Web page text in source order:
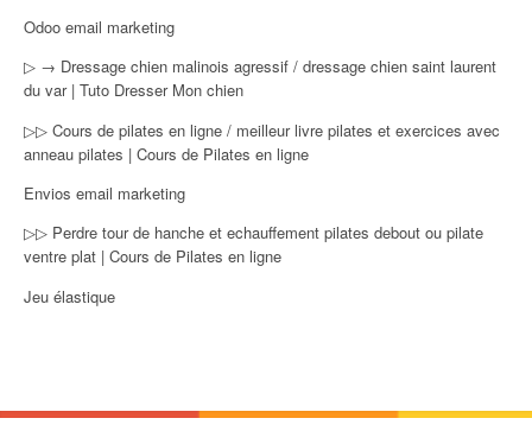
Odoo email marketing
▷ → Dressage chien malinois agressif / dressage chien saint laurent
du var | Tuto Dresser Mon chien
▷▷ Cours de pilates en ligne / meilleur livre pilates et exercices avec
anneau pilates | Cours de Pilates en ligne
Envios email marketing
▷▷ Perdre tour de hanche et echauffement pilates debout ou pilate
ventre plat | Cours de Pilates en ligne
Jeu élastique